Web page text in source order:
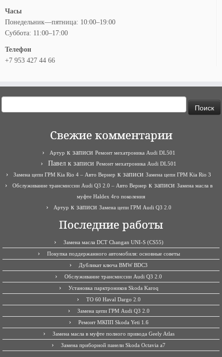
Часы
Понедельник—пятница: 10:00–19:00
Суббота: 11:00–17:00
Телефон
+7 953 427 44 66
Свежие комментарии
Артур к записи Ремонт мехатроника Audi DL501
Павел к записи Ремонт мехатроника Audi DL501
Замена цепи ГРМ Kia Rio 4 – Авто Вернер к записи Замена цепи ГРМ Kia Rio 3
Обслуживание трансмиссии Audi Q3 2.0 – Авто Вернер к записи Замена масла в
муфте Haldex 4го поколения
Артур к записи Замена цепи ГРМ Audi Q3 2.0
Последние работы
Замена масла DCT Changan UNI-S (CS55)
Покупка поддержанного автомобиля: основные советы
Дубликат ключа BMW BDC3
Обслуживание трансмиссии Audi Q3 2.0
Установка парктроников Skoda Karoq
ТО 60 Haval Dargo 2.0
Замена цепи ГРМ Audi Q3 2.0
Ремонт МКПП Skoda Yeti 1.6
Замена масла в муфте полного привода Geely Atlas
Замена приборной панели Skoda Octavia a7